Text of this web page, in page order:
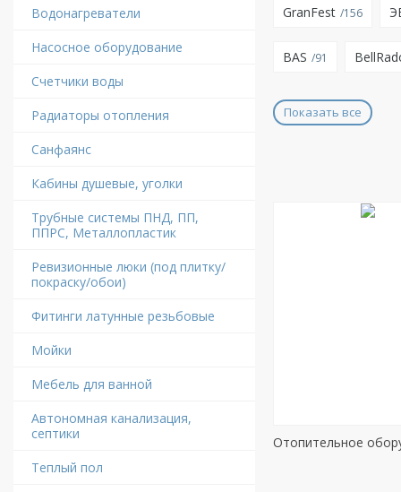
Водонагреватели
Насосное оборудование
Счетчики воды
Радиаторы отопления
Санфаянс
Кабины душевые, уголки
Трубные системы ПНД, ПП,
ППРС, Металлопластик
Ревизионные люки (под плитку/
покраску/обои)
Фитинги латунные резьбовые
Мойки
Мебель для ванной
Автономная канализация,
септики
Теплый пол
GranFest 156
BAS 91
Показать все
Отопительное